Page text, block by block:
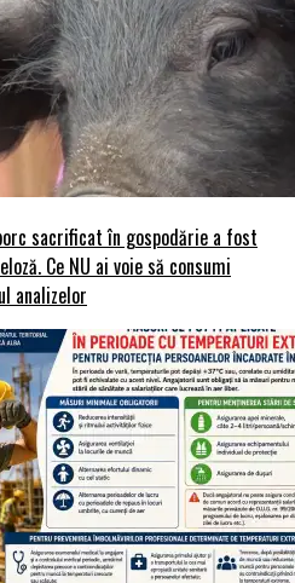
sacrificat în gospodărie a fost
Ce NU ai voie să consumi
analizelor